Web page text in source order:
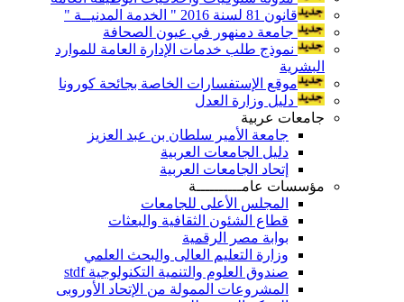
قانون 81 لسنة 2016 " الخدمة المدنيــة "
جامعة دمنهور في عيون الصحافة
نموذج طلب خدمات الإدارة العامة للموارد
البشرية
موقع الإستفسارات الخاصة بجائحة كورونا
دليل وزارة العدل
جامعات عربية
جامعة الأمير سلطان بن عبد العزيز
دليل الجامعات العربية
إتحاد الجامعات العربية
مؤسسات عامــــــــــة
المجلس الأعلى للجامعات
قطاع الشئون الثقافية والبعثات
بوابة مصر الرقمية
وزارة التعليم العالى والبحث العلمي
صندوق العلوم والتنمية التكنولوجية stdf
المشروعات الممولة من الإتحاد الأوروبى